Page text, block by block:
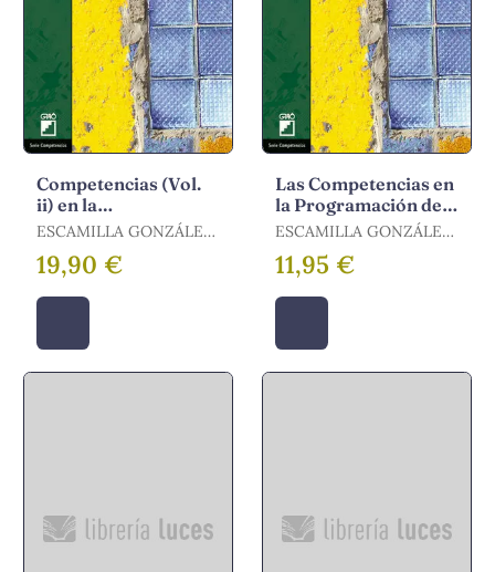
Competencias (Vol.
ii) en la
Programacion de
ESCAMILLA GONZÁLEZ,
AMPARO
19,90 €
Las Competencias en
la Programación de
Aula. (Vol. Ii)
ESCAMILLA GONZÁLEZ,
AMPARO
11,95 €